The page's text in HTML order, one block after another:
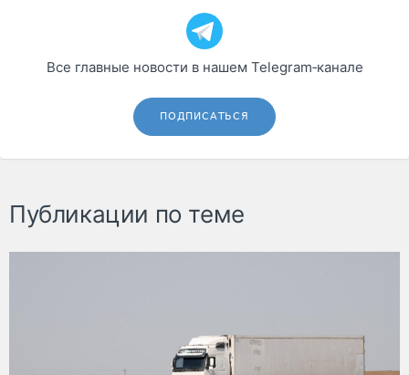
Все главные новости в нашем Telegram‑канале
ПОДПИСАТЬСЯ
Публикации по теме